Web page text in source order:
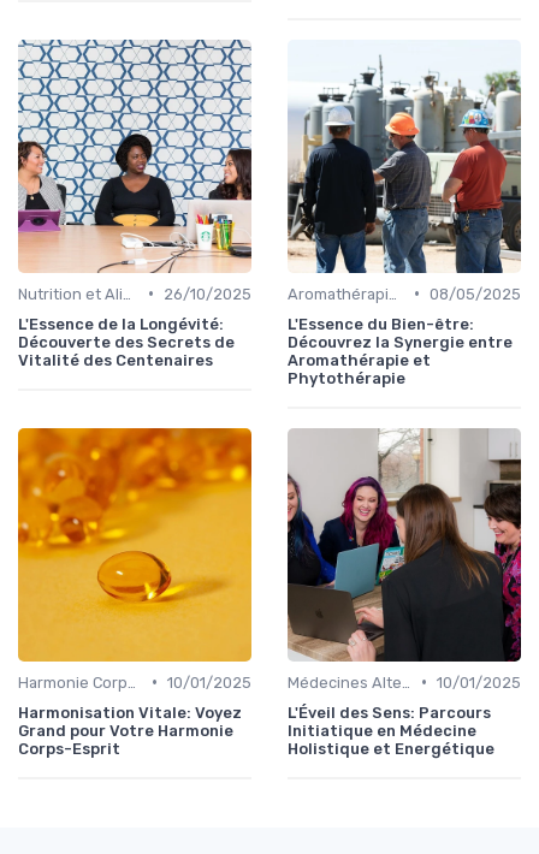
•
26/10/2025
L'Essence de la Longévité:
Découverte des Secrets de
Vitalité des Centenaires
• 08/05/2025
L'Essence du Bien-être:
Découvrez la Synergie entre
Aromathérapie et
Phytothérapie
• 10/01/2025
Harmonisation Vitale: Voyez
Grand pour Votre Harmonie
Corps-Esprit
• 10/01/2025
L'Éveil des Sens: Parcours
Initiatique en Médecine
Holistique et Energétique